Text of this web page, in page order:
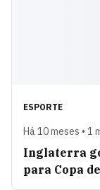
ESPORTE
Há 10 meses • 1
Inglaterra
para Copa